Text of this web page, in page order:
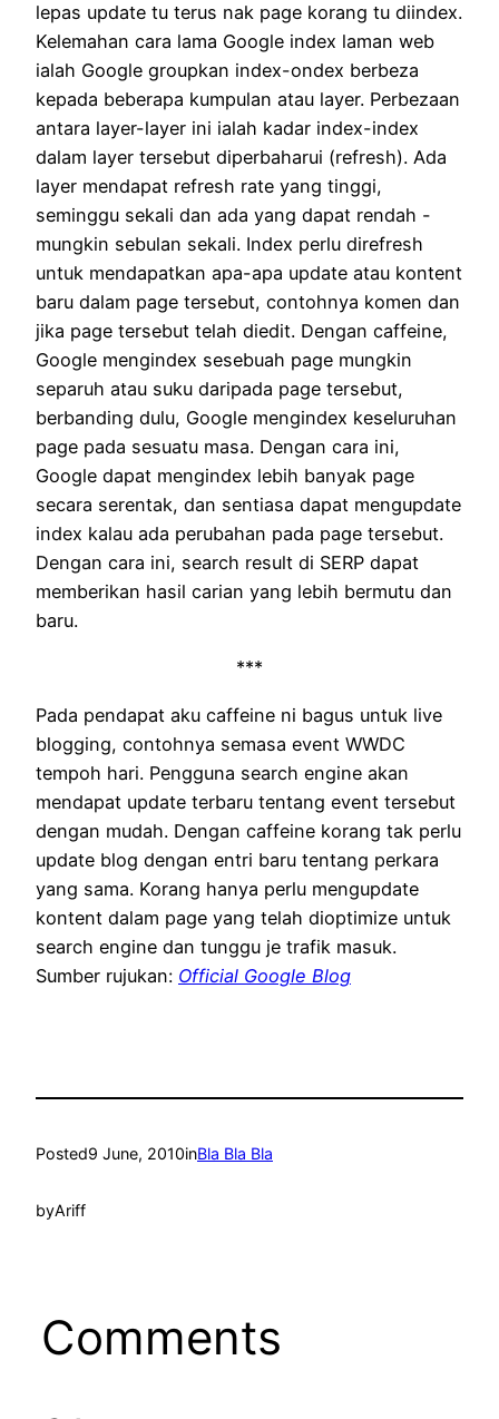
lepas update tu terus nak page korang tu diindex.
Kelemahan cara lama Google index laman web
ialah Google groupkan index-ondex berbeza
kepada beberapa kumpulan atau layer. Perbezaan
antara layer-layer ini ialah kadar index-index
dalam layer tersebut diperbaharui (refresh). Ada
layer mendapat refresh rate yang tinggi,
seminggu sekali dan ada yang dapat rendah -
mungkin sebulan sekali. Index perlu direfresh
untuk mendapatkan apa-apa update atau kontent
baru dalam page tersebut, contohnya komen dan
jika page tersebut telah diedit. Dengan caffeine,
Google mengindex sesebuah page mungkin
separuh atau suku daripada page tersebut,
berbanding dulu, Google mengindex keseluruhan
page pada sesuatu masa. Dengan cara ini,
Google dapat mengindex lebih banyak page
secara serentak, dan sentiasa dapat mengupdate
index kalau ada perubahan pada page tersebut.
Dengan cara ini, search result di SERP dapat
memberikan hasil carian yang lebih bermutu dan
baru.
***
Pada pendapat aku caffeine ni bagus untuk live
blogging, contohnya semasa event WWDC
tempoh hari. Pengguna search engine akan
mendapat update terbaru tentang event tersebut
dengan mudah. Dengan caffeine korang tak perlu
update blog dengan entri baru tentang perkara
yang sama. Korang hanya perlu mengupdate
kontent dalam page yang telah dioptimize untuk
search engine dan tunggu je trafik masuk.
Sumber rujukan: Official Google Blog
Posted9 June, 2010inBla Bla Bla
byAriff
Comments